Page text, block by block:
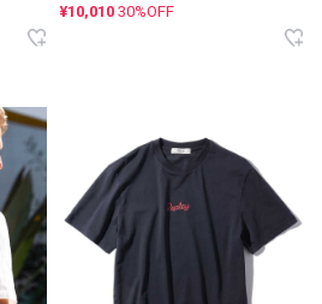
¥10,010 30%OFF